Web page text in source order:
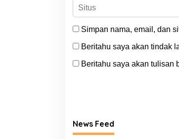
Simpan nama, email, dan
Beritahu saya akan tindak
Beritahu saya akan tulisan
News Feed